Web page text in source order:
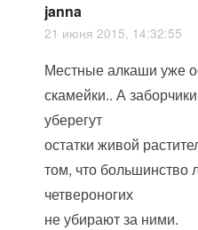
janna
21 июня 2015, 14:32:55
Местные алкаши уже
скамейки.. А
уберегут
остатки живой
том, что большинство
четвероногих
не убирают за ними.